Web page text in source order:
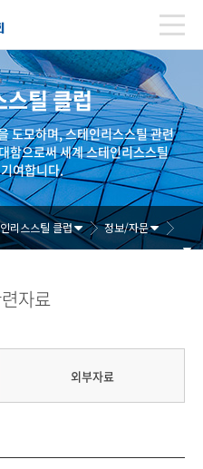
틸 클럽
도모하며, 스테인리스스틸 관련
함으로써 세계 스테인리스스틸
여합니다.
리스스틸 클럽 정보/자문
자료
외부자료